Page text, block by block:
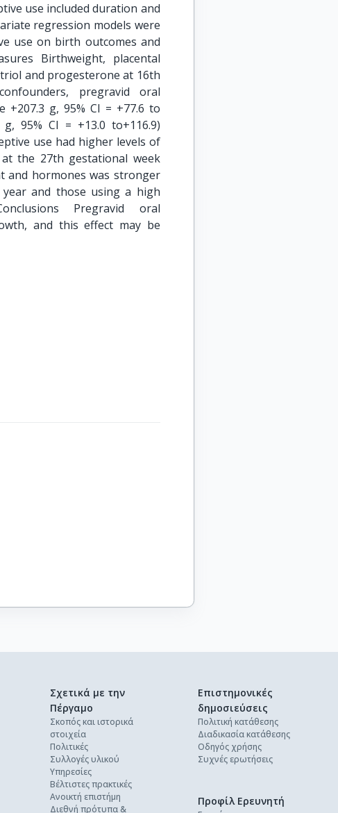
use included duration and
regression models were
use on birth outcomes and
Birthweight, placental
and progesterone at 16th
pregravid oral
+207.3 g, 95% CI = +77.6 to
95% CI = +13.0 to+116.9)
use had higher levels of
the 27th gestational week
and hormones was stronger
and those using a high
Pregravid oral
and this effect may be
Σχετικά με την
Πέργαμο
Σκοπός και ιστορικά
στοιχεία
Πολιτικές
Συλλογές υλικού
Υπηρεσίες
Βέλτιστες πρακτικές
Ανοικτή επιστήμη
Διεθνή πρότυπα &
Επιστημονικές
δημοσιεύσεις
Πολιτική κατάθεσης
Διαδικασία κατάθεσης
Οδηγός χρήσης
Συχνές ερωτήσεις
Προφίλ Ερευνητή